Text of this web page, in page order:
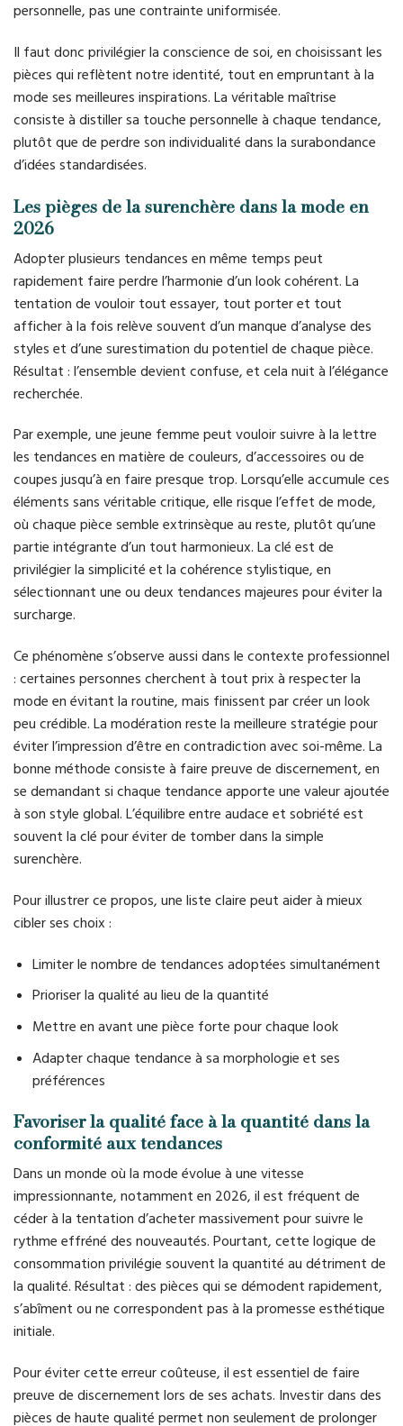
personnelle, pas une contrainte uniformisée.
Il faut donc privilégier la conscience de soi, en choisissant les
pièces qui reflètent notre identité, tout en empruntant à la
mode ses meilleures inspirations. La véritable maîtrise
consiste à distiller sa touche personnelle à chaque tendance,
plutôt que de perdre son individualité dans la surabondance
d’idées standardisées.
Les pièges de la surenchère dans la mode en
2026
Adopter plusieurs tendances en même temps peut
rapidement faire perdre l’harmonie d’un look cohérent. La
tentation de vouloir tout essayer, tout porter et tout
afficher à la fois relève souvent d’un manque d’analyse des
styles et d’une surestimation du potentiel de chaque pièce.
Résultat : l’ensemble devient confuse, et cela nuit à l’élégance
recherchée.
Par exemple, une jeune femme peut vouloir suivre à la lettre
les tendances en matière de couleurs, d’accessoires ou de
coupes jusqu’à en faire presque trop. Lorsqu’elle accumule ces
éléments sans véritable critique, elle risque l’effet de mode,
où chaque pièce semble extrinsèque au reste, plutôt qu’une
partie intégrante d’un tout harmonieux. La clé est de
privilégier la simplicité et la cohérence stylistique, en
sélectionnant une ou deux tendances majeures pour éviter la
surcharge.
Ce phénomène s’observe aussi dans le contexte professionnel
: certaines personnes cherchent à tout prix à respecter la
mode en évitant la routine, mais finissent par créer un look
peu crédible. La modération reste la meilleure stratégie pour
éviter l’impression d’être en contradiction avec soi-même. La
bonne méthode consiste à faire preuve de discernement, en
se demandant si chaque tendance apporte une valeur ajoutée
à son style global. L’équilibre entre audace et sobriété est
souvent la clé pour éviter de tomber dans la simple
surenchère.
Pour illustrer ce propos, une liste claire peut aider à mieux
cibler ses choix :
Limiter le nombre de tendances adoptées simultanément
Prioriser la qualité au lieu de la quantité
Mettre en avant une pièce forte pour chaque look
Adapter chaque tendance à sa morphologie et ses
préférences
Favoriser la qualité face à la quantité dans la
conformité aux tendances
Dans un monde où la mode évolue à une vitesse
impressionnante, notamment en 2026, il est fréquent de
céder à la tentation d’acheter massivement pour suivre le
rythme effréné des nouveautés. Pourtant, cette logique de
consommation privilégie souvent la quantité au détriment de
la qualité. Résultat : des pièces qui se démodent rapidement,
s’abîment ou ne correspondent pas à la promesse esthétique
initiale.
Pour éviter cette erreur coûteuse, il est essentiel de faire
preuve de discernement lors de ses achats. Investir dans des
pièces de haute qualité permet non seulement de prolonger